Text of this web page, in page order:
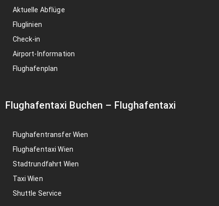
Aktuelle Abflüge
Fluglinien
Check-in
Airport-Information
Flughafenplan
Flughafentaxi Buchen – Flughafentaxi
Flughafentransfer Wien
Flughafentaxi Wien
Stadtrundfahrt Wien
Taxi Wien
Shuttle Service